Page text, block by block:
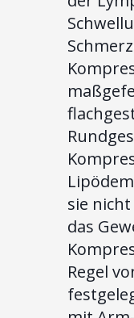
sie
das
Regel